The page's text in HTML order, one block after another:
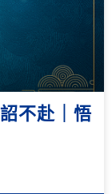
不赴｜悟